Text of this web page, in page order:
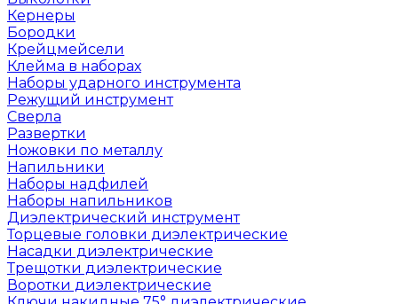
Кернеры
Бородки
Крейцмейсели
Клейма в наборах
Наборы ударного инструмента
Режущий инструмент
Сверла
Развертки
Ножовки по металлу
Напильники
Наборы надфилей
Наборы напильников
Диэлектрический инструмент
Торцевые головки диэлектрические
Насадки диэлектрические
Трещотки диэлектрические
Воротки диэлектрические